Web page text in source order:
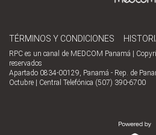
TÉRMINOS Y CONDICIONES
RPC es un canal de MEDCOM Panamá |
reservados
Apartado 0834-00129, Panamá - Rep. de
Octubre | Central Telefónica (507) 390-6700